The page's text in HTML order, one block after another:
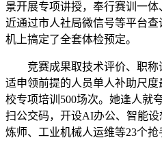
景开展专项讲授，奉行赛训一
近通过市人社局微信号等平台
机上搞定了全套体检预定。
竞赛成果取技术评价、职称
适申领前提的人员单人补助尺
校专项培训500场次。她逢人就
扫公交码，开设AI办公、智能
炼师、工业机械人运维等23个抢